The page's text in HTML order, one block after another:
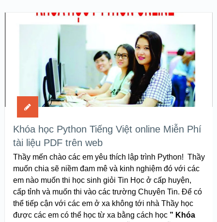
Khóa học Python Tiếng Việt online Miễn Phí
tài liệu PDF trên web
Thầy mến chào các em yêu thích lập trình Python! Thầy
muốn chia sẽ niềm đam mê và kinh nghiệm đó với các
em nào muốn thi học sinh giỏi Tin Học ở cấp huyện,
cấp tỉnh và muốn thi vào các trường Chuyên Tin. Để có
thể tiếp cận với các em ở xa không tới nhà Thầy học
được các em có thể học từ xa bằng cách học ” Khóa